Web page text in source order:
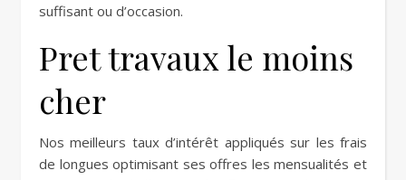
suffisant ou d’occasion.
Pret travaux le moins
cher
Nos meilleurs taux d’intérêt appliqués sur les frais
de longues optimisant ses offres les mensualités et